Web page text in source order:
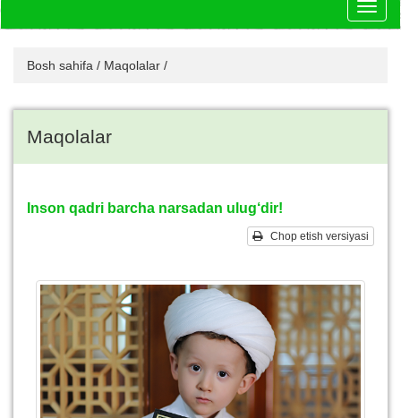
Bosh sahifa / Maqolalar /
Maqolalar
Inson qadri barcha narsadan ulug‘dir!
Chop etish versiyasi